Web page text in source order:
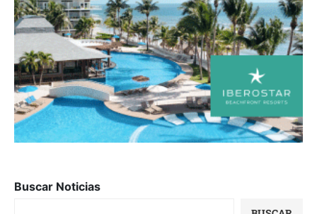
Buscar Noticias